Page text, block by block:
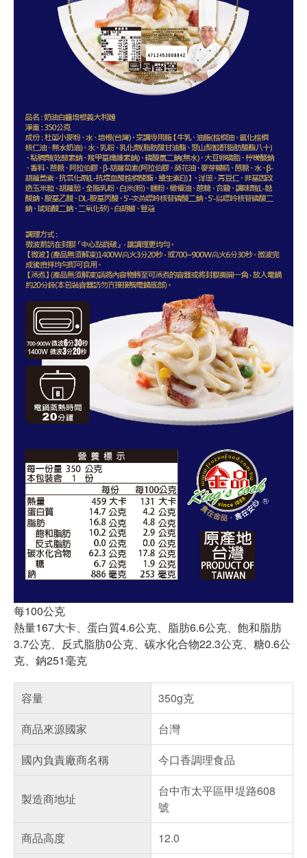
每100公克
熱量167大卡、蛋白質4.6公克、脂肪6.6公克、飽和脂肪
3.7公克、反式脂肪0公克、碳水化合物22.3公克、糖0.6公
克、鈉251毫克
容量
350g克
商品來源國家
台灣
國內負責廠商名稱
今口香調理食品
製造商地址
台中市太平區甲堤路608
號
商品高度
12.0